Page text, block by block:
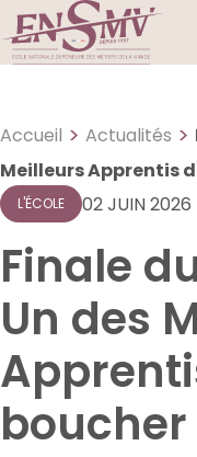
Accueil > Actualités >
Meilleurs Apprentis
L'ÉCOLE 02 JUIN 2026
Finale
Un des
boucher